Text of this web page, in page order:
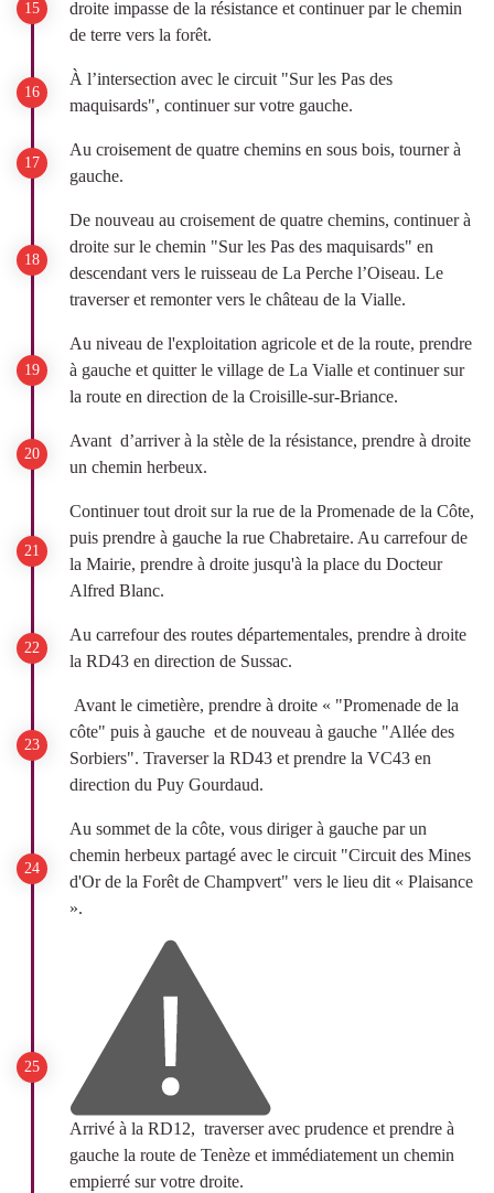
droite impasse de la résistance et continuer par le chemin
de terre vers la forêt.
À l’intersection avec le circuit "Sur les Pas des
maquisards", continuer sur votre gauche.
Au croisement de quatre chemins en sous bois, tourner à
gauche.
De nouveau au croisement de quatre chemins, continuer à
droite sur le chemin "Sur les Pas des maquisards" en
descendant vers le ruisseau de La Perche l’Oiseau. Le
traverser et remonter vers le château de la Vialle.
Au niveau de l'exploitation agricole et de la route, prendre
à gauche et quitter le village de La Vialle et continuer sur
la route en direction de la Croisille-sur-Briance.
Avant d’arriver à la stèle de la résistance, prendre à droite
un chemin herbeux.
Continuer tout droit sur la rue de la Promenade de la Côte,
puis prendre à gauche la rue Chabretaire. Au carrefour de
la Mairie, prendre à droite jusqu'à la place du Docteur
Alfred Blanc.
Au carrefour des routes départementales, prendre à droite
la RD43 en direction de Sussac.
Avant le cimetière, prendre à droite « "Promenade de la
côte" puis à gauche et de nouveau à gauche "Allée des
Sorbiers". Traverser la RD43 et prendre la VC43 en
direction du Puy Gourdaud.
Au sommet de la côte, vous diriger à gauche par un
chemin herbeux partagé avec le circuit "Circuit des Mines
d'Or de la Forêt de Champvert" vers le lieu dit « Plaisance
».
Arrivé à la RD12, traverser avec prudence et prendre à
gauche la route de Tenèze et immédiatement un chemin
empierré sur votre droite.